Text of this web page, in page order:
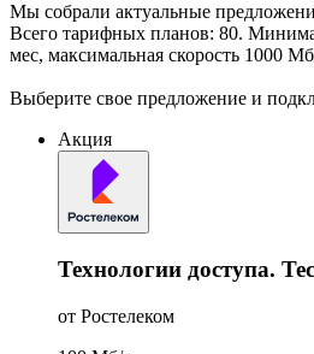
Мы собрали актуальные
Всего тарифных планов: 80.
мес, максимальная скорость 1000
Выберите свое предложение и
Акция
Технологии доступа.
от Ростелеком